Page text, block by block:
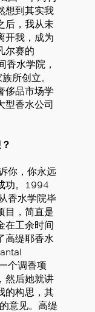
想到其实我
后，我从未
开我，成为
尔赛的
香水学院，
所创立。
侈品市场学
型香水公司
你，你永远
功。1994
香水学院毕
目，简直是
在工余时间
高缇耶香水
个调香项
然后她就讲
的构思，其
意见。高缇